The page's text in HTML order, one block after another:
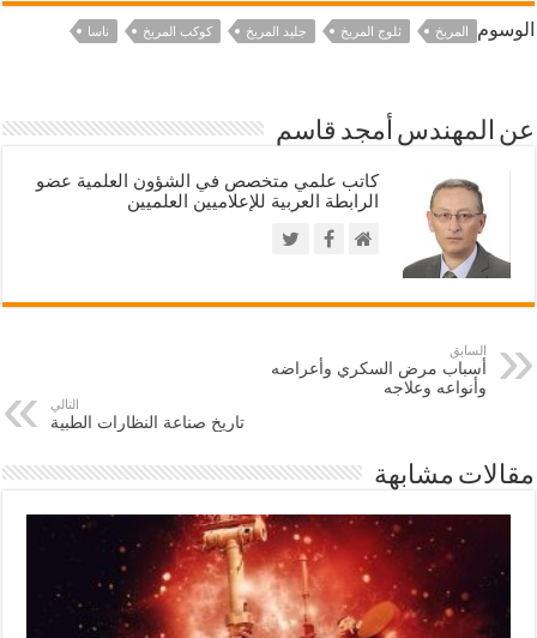
الوسوم المريخ ثلوج المريخ جليد المريخ كوكب المريخ ناسا
عن المهندس أمجد قاسم
كاتب علمي متخصص في الشؤون العلمية عضو
الرابطة العربية للإعلاميين العلميين
السابق
أسباب مرض السكري وأعراضه
وأنواعه وعلاجه
التالي
تاريخ صناعة النظارات الطبية
مقالات مشابهة